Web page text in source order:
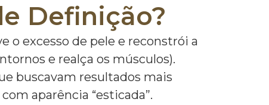
Definição?
o excesso de pele e reconstrói a
e realça os músculos).
buscavam resultados mais
aparência “esticada”.